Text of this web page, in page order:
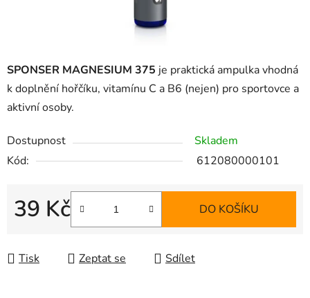
SPONSER MAGNESIUM 375 je praktická ampulka vhodná
k doplnění hořčíku, vitamínu C a B6 (nejen) pro sportovce a
aktivní osoby.
Dostupnost
Skladem
Kód:
612080000101
39 Kč
Měrná cena:
DO KOŠÍKU
Tisk Zeptat se Sdílet